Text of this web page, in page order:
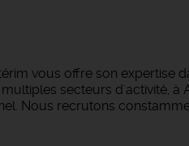
vous offre son expertise
secteurs d'activité,
Nous recrutons